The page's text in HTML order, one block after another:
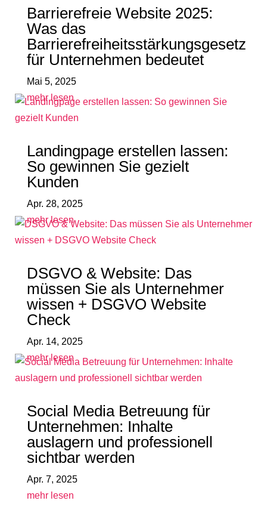
Barrierefreie Website 2025:
Was das
Barrierefreiheitsstärkungsgesetz
für Unternehmen bedeutet
Mai 5, 2025
mehr lesen
Landingpage erstellen lassen:
So gewinnen Sie gezielt
Kunden
Apr. 28, 2025
mehr lesen
DSGVO & Website: Das
müssen Sie als Unternehmer
wissen + DSGVO Website
Check
Apr. 14, 2025
mehr lesen
Social Media Betreuung für
Unternehmen: Inhalte
auslagern und professionell
sichtbar werden
Apr. 7, 2025
mehr lesen